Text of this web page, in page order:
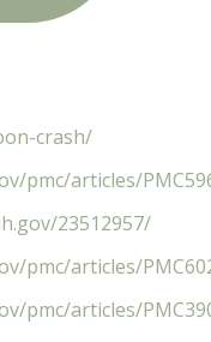
crash/
pmc/articles/
23512957/
pmc/articles/
pmc/articles/